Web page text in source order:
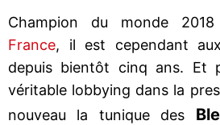
Champion du monde
France, il est cependant
depuis bientôt cinq ans. Et
véritable lobbying dans la
nouveau la tunique des